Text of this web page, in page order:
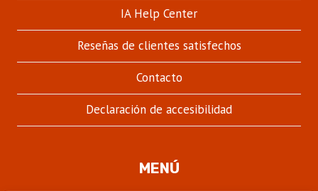
IA Help Center
Reseñas de clientes satisfechos
Contacto
Declaración de accesibilidad
MENÚ